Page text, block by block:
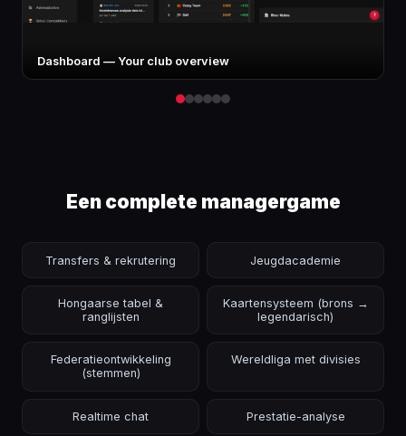
Athlete card — Stats, specialty, potential
Een complete managergame
Transfers & rekrutering Jeugdacademie
Hongaarse tabel &
ranglijsten
Kaartensysteem (brons →
legendarisch)
Federatieontwikkeling
(stemmen)
Wereldliga met divisies
Realtime chat Prestatie-analyse